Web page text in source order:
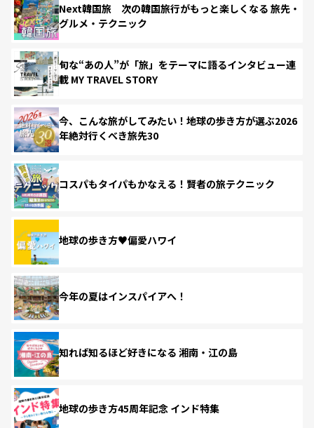
Next韓国旅 次の韓国旅行がもっと楽しくなる 旅先・
グルメ・テクニック
旬な“あの人”が「旅」をテーマに語るインタビュー連
載 MY TRAVEL STORY
今、こんな旅がしてみたい！地球の歩き方が選ぶ2026
年絶対行くべき旅先30
コスパもタイパもかなえる！賢者の旅テクニック
地球の歩き方♥偏愛ハワイ
今年の夏はインスパイアへ！
知れば知るほど好きになる 湘南・江の島
地球の歩き方45周年記念 インド特集